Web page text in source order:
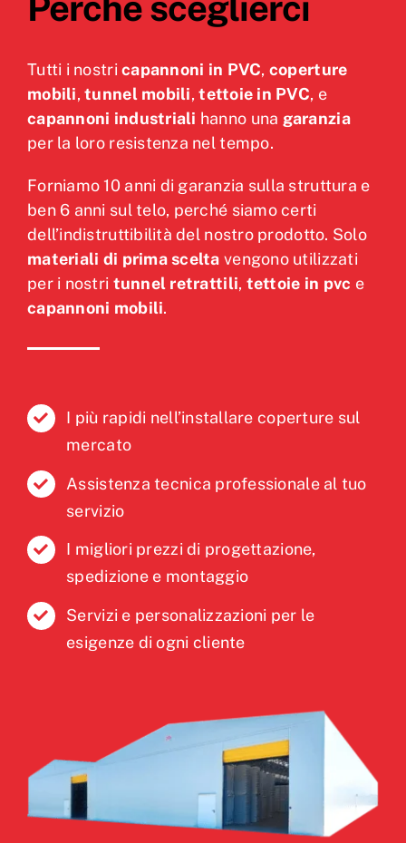
Tutti i nostricapannoni in PVC, coperture
mobili,tunnel mobili,tettoie in PVC, e
capannoni industriali hanno una garanzia
per la loro resistenza nel tempo.
Forniamo 10 anni di garanzia sulla struttura e
ben 6 anni sul telo, perché siamo certi
dell’indistruttibilità del nostro prodotto. Solo
materiali di prima scelta vengono utilizzati
per i nostri tunnel retrattili, tettoie in pvc e
capannoni mobili.
I più rapidi nell’installare coperture sul
mercato
Assistenza tecnica professionale al tuo
servizio
I migliori prezzi di progettazione,
spedizione e montaggio
Servizi e personalizzazioni per le
esigenze di ogni cliente